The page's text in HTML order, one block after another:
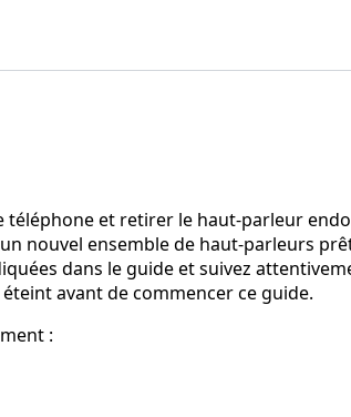
et retirer le haut-parleur
nouvel ensemble de haut-parleurs
dans le guide et suivez
avant de commencer ce guide.
: